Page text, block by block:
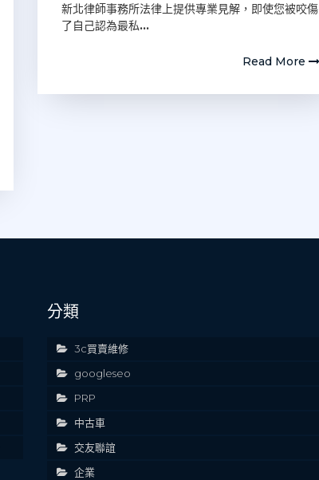
新北律師事務所法律上提供專業見解，即使您被咬傷
了自己認為最私…
Read More
分類
3c買賣維修
googleseo
PRP
中古車
交友聯誼
企業